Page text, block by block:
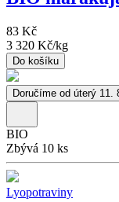
83 Kč
3 320 Kč/kg
Do košíku
Doručíme od úterý 11.
BIO
Zbývá 10 ks
Lyopotraviny